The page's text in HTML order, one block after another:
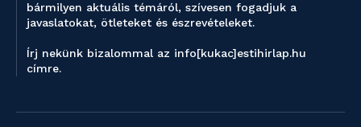
bármilyen aktuális témáról, szívesen fogadjuk a
javaslatokat, ötleteket és észrevételeket.
Írj nekünk bizalommal az info[kukac]estihirlap.hu
címre.